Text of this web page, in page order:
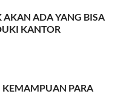
ADA YANG BISA
KANTOR
KEMAMPUAN PARA